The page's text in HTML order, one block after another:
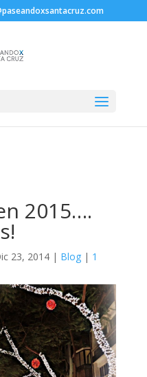
2015….
23, 2014| Blog| 1